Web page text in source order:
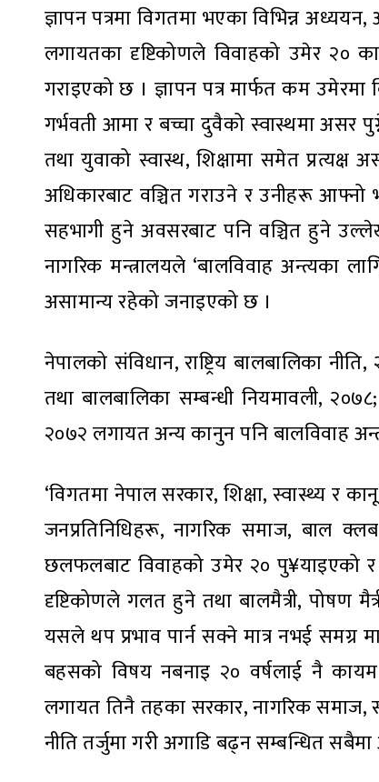
ज्ञापन पत्रमा विगतमा भएका विभिन्न
लगायतका दृष्टिकोणले विवाहको उमेर २०
गराइएको छ । ज्ञापन पत्र मार्फत कम
गर्भवती आमा र बच्चा दुवैको स्वास्थमा असर
तथा युवाको स्वास्थ, शिक्षामा समेत
अधिकारबाट वञ्चित गराउने र उनीहरू आफ्नो
सहभागी हुने अवसरबाट पनि वञ्चित हुने
नागरिक मन्त्रालयले ‘बालविवाह अन्त्यका
असामान्य रहेको जनाइएको छ ।
नेपालको संविधान, राष्ट्रिय बालबालिका
तथा बालबालिका सम्बन्धी नियमावली,
२०७२ लगायत अन्य कानुन पनि बालविवाह
‘विगतमा नेपाल सरकार, शिक्षा, स्वास्थ्य र
जनप्रतिनिधिहरू, नागरिक समाज, बाल
छलफलबाट विवाहको उमेर २० पु¥याइएको
दृष्टिकोणले गलत हुने तथा बालमैत्री, पोषण
यसले थप प्रभाव पार्न सक्ने मात्र नभई
बहसको विषय नबनाइ २० वर्षलाई नै
लगायत तिनै तहका सरकार, नागरिक समाज,
नीति तर्जुमा गरी अगाडि बढ्न सम्बन्धित